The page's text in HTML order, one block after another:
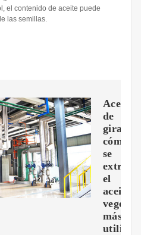
el contenido de aceite puede
las semillas.
Aceite
de
girasol,
cómo
se
extrae
el
aceite
vegetal
más